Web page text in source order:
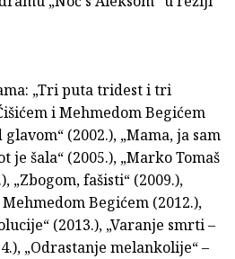
„Tri puta tridest i tri
i Mehmedom Begićem
(2002.), „Mama, ja sam
je šala“ (2005.), „Marko Tomaš
„Zbogom, fašisti“ (2009.),
Begićem (2012.),
(2013.), „Varanje smrti –
„Odrastanje melankolije“ –